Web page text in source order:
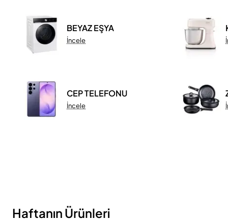
BEYAZ EŞYA
İncele
CEP TELEFONU
İncele
Haftanın Ürünleri